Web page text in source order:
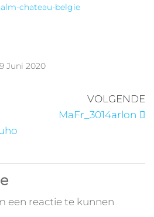
chateau-belgie
9 Juni 2020
VOLGENDE
MaFr_3014arlon
een reactie te kunnen